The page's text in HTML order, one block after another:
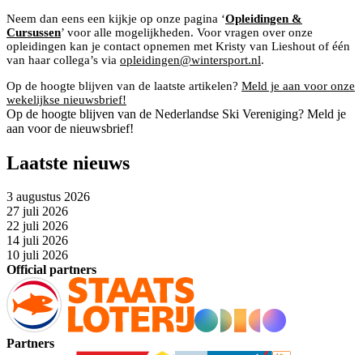
Neem dan eens een kijkje op onze pagina ‘Opleidingen &
Cursussen’ voor alle mogelijkheden. Voor vragen over onze
opleidingen kan je contact opnemen met Kristy van Lieshout of één
van haar collega’s via opleidingen@wintersport.nl.
Op de hoogte blijven van de laatste artikelen? Meld je aan voor onze
wekelijkse nieuwsbrief!
Op de hoogte blijven van de Nederlandse Ski Vereniging? Meld je
aan voor de nieuwsbrief!
Laatste nieuws
3 augustus 2026
27 juli 2026
22 juli 2026
14 juli 2026
10 juli 2026
Official partners
Partners